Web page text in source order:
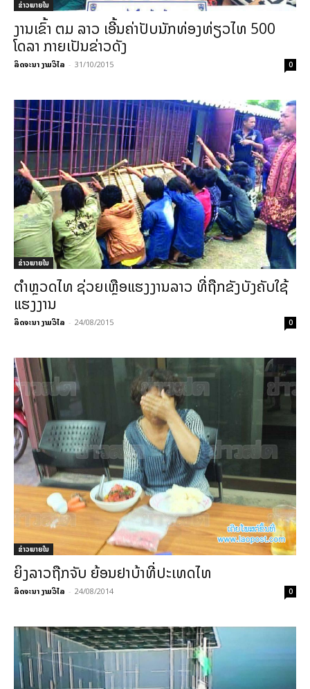
ຂ່າວພາຍ​ໃນ
ງານເຂົ້າ ຕມ ລາວ ເອີ້ນຄ່າປັບນັກທ່ອງທ່ຽວໄທ 500
ໂດລາ ກາຍເປັນຂ່າວດັງ
ລິດຈະນາ ງາມວິໄລ - 31/10/2015 0
ຂ່າວພາຍ​ໃນ
ຕຳຫຼວດໄທ ຊ່ວຍເຫຼືອແຮງງານລາວ ທີ່ຖືກຂັງບັງຄັບໃຊ້
ແຮງງານ
ລິດຈະນາ ງາມວິໄລ - 24/08/2015 0
ຂ່າວພາຍ​ໃນ
ຍິງລາວຖືກຈັບ ຍ້ອນຢາບ້າທີ່ປະເທດໄທ
ລິດຈະນາ ງາມວິໄລ - 24/08/2014 0